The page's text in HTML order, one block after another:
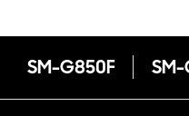
SM-G850F